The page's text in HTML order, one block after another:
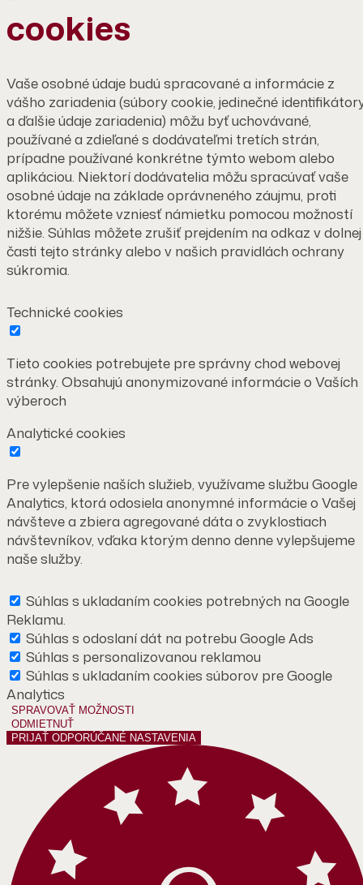
cookies
Vaše osobné údaje budú spracované a informácie z
vášho zariadenia (súbory cookie, jedinečné
a ďalšie údaje zariadenia) môžu byť uchovávané,
používané a zdieľané s dodávateľmi tretích strán,
prípadne používané konkrétne týmto webom alebo
aplikáciou. Niektorí dodávatelia môžu spracúvať vaše
osobné údaje na základe oprávneného záujmu, proti
ktorému môžete vzniesť námietku pomocou možností
nižšie. Súhlas môžete zrušiť prejdením na odkaz v dolnej
časti tejto stránky alebo v našich pravidlách ochrany
súkromia.
Technické cookies
Tieto cookies potrebujete pre správny chod webovej
stránky. Obsahujú anonymizované informácie o Vaších
výberoch
Analytické cookies
Pre vylepšenie naších služieb, využívame službu Google
Analytics, ktorá odosiela anonymné informácie o Vašej
návšteve a zbiera agregované dáta o zvyklostiach
návštevníkov, vďaka ktorým denno denne vylepšujeme
naše služby.
Súhlas s ukladaním cookies potrebných na Google
Reklamu.
Súhlas s odoslaní dát na potrebu Google Ads
Súhlas s personalizovanou reklamou
Súhlas s ukladaním cookies súborov pre Google
Analytics
SPRAVOVAŤ MOŽNOSTI
ODMIETNUŤ
PRIJAŤ ODPORÚČANÉ NASTAVENIA